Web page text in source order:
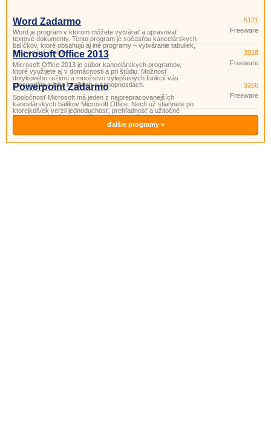
Word Zadarmo
Word je program v ktorom môžete vytvárať a upravovať
textové dokumenty. Tento program je súčasťou kancelárskych
balíčkov, ktoré obsahujú aj iné programy – vytváranie tabuliek,
prezentácií a pod.
5121
Freeware
Microsoft Office 2013
Microsoft Office 2013 je súbor kancelárskych programov,
ktoré využijete aj v domácnosti a pri štúdiu. Možnosť
dotykového režimu a množstvo vylepšených funkcií vás
presvedčia o jeho kvalitách a schopnostiach.
3918
Freeware
Powerpoint Zadarmo
Spoločnosť Microsoft má jeden z najprepracovanejších
kancelárskych balíkov Microsoft Office. Nech už stiahnete po
ktorejkoľvek verzii jednoduchosť, prehľadnosť a užitočné
funkcie si vás získajú. Súčasťou tohto balíka je aj program
PowerPoint. Powerpoint je program vhodný na prípravu
3266
Freeware
ďalšie programy »